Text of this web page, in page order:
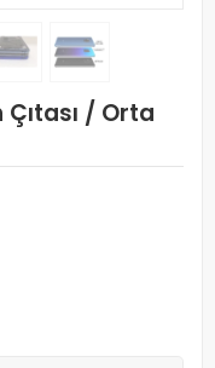
/ Orta